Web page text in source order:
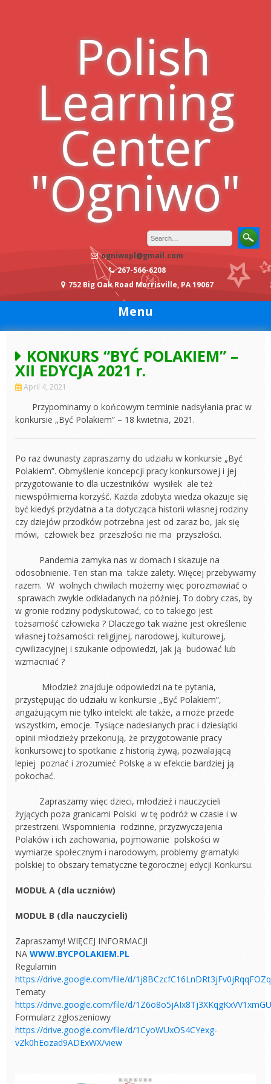
Polish
Learning
Center
"Ogniwo"
ogniwopl@gmail.com
267-566-6208
752 Big Oak Road Morrisville, PA 19067
Menu
KONKURS “BYĆ POLAKIEM” –
XII EDYCJA 2021 r.
April 4, 2021
Przypominamy o końcowym terminie nadsyłania prac w
konkursie „Być Polakiem” – 18 kwietnia, 2021.
Po raz dwunasty zapraszamy do udziału w konkursie „Być
Polakiem”. Obmyślenie koncepcji pracy konkursowej i jej
przygotowanie to dla uczestników wysiłek ale też
niewspółmierna korzyść. Każda zdobyta wiedza okazuje się
być kiedyś przydatna a ta dotycząca historii własnej rodziny
czy dziejów przodków potrzebna jest od zaraz bo, jak się
mówi, człowiek bez przeszłości nie ma przyszłości.
Pandemia zamyka nas w domach i skazuje na
odosobnienie. Ten stan ma także zalety. Więcej przebywamy
razem. W wolnych chwilach możemy więc porozmawiać o
sprawach zwykle odkładanych na później. To dobry czas, by
w gronie rodziny podyskutować, co to takiego jest
tożsamość człowieka ? Dlaczego tak ważne jest określenie
własnej tożsamości: religijnej, narodowej, kulturowej,
cywilizacyjnej i szukanie odpowiedzi, jak ją budować lub
wzmacniać ?
Młodzież znajduje odpowiedzi na te pytania,
przystępując do udziału w konkursie „Być Polakiem”,
angażującym nie tylko intelekt ale także, a może przede
wszystkim, emocje. Tysiące nadesłanych prac i dziesiątki
opinii młodzieży przekonują, że przygotowanie pracy
konkursowej to spotkanie z historią żywą, pozwalającą
lepiej poznać i zrozumieć Polskę a w efekcie bardziej ją
pokochać.
Zapraszamy więc dzieci, młodzież i nauczycieli
żyjących poza granicami Polski w tę podróż w czasie i w
przestrzeni. Wspomnienia rodzinne, przyzwyczajenia
Polaków i ich zachowania, pojmowanie polskości w
wymiarze społecznym i narodowym, problemy gramatyki
polskiej to obszary tematyczne tegorocznej edycji Konkursu.
MODUŁ A (dla uczniów)
MODUŁ B (dla nauczycieli)
Zapraszamy! WIĘCEJ INFORMACJI
NA WWW.BYCPOLAKIEM.PL
Regulamin
https://drive.google.com/file/d/
Tematy
https://drive.google.com/file/d/
Formularz zgłoszeniowy
https://drive.google.com/file/d/1CyoWUxOS4CYexg-
vZk0hEozad9ADExWX/view